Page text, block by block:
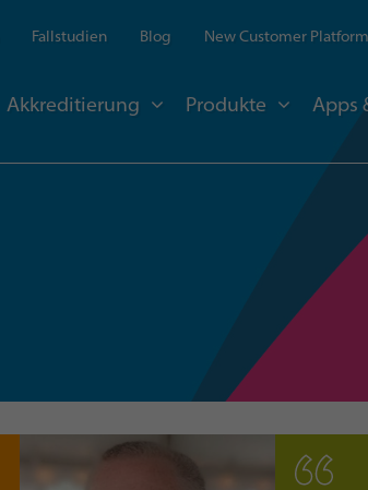
Fallstudien Blog New Customer Platform
Akkreditierung Produkte Apps